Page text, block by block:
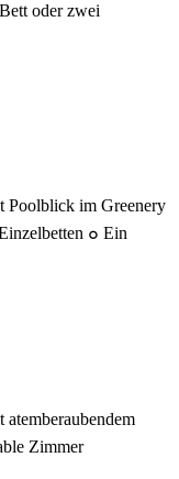
oder zwei
Poolblick im Greenery
๐ Ein
Zimmer